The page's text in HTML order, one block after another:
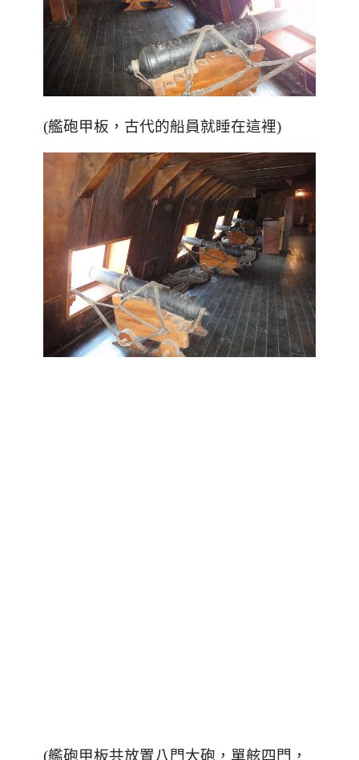
(艦砲甲板，古代的船員就睡在這裡)
(艦砲甲板共放置八門大砲 ， 單舷四門 ，